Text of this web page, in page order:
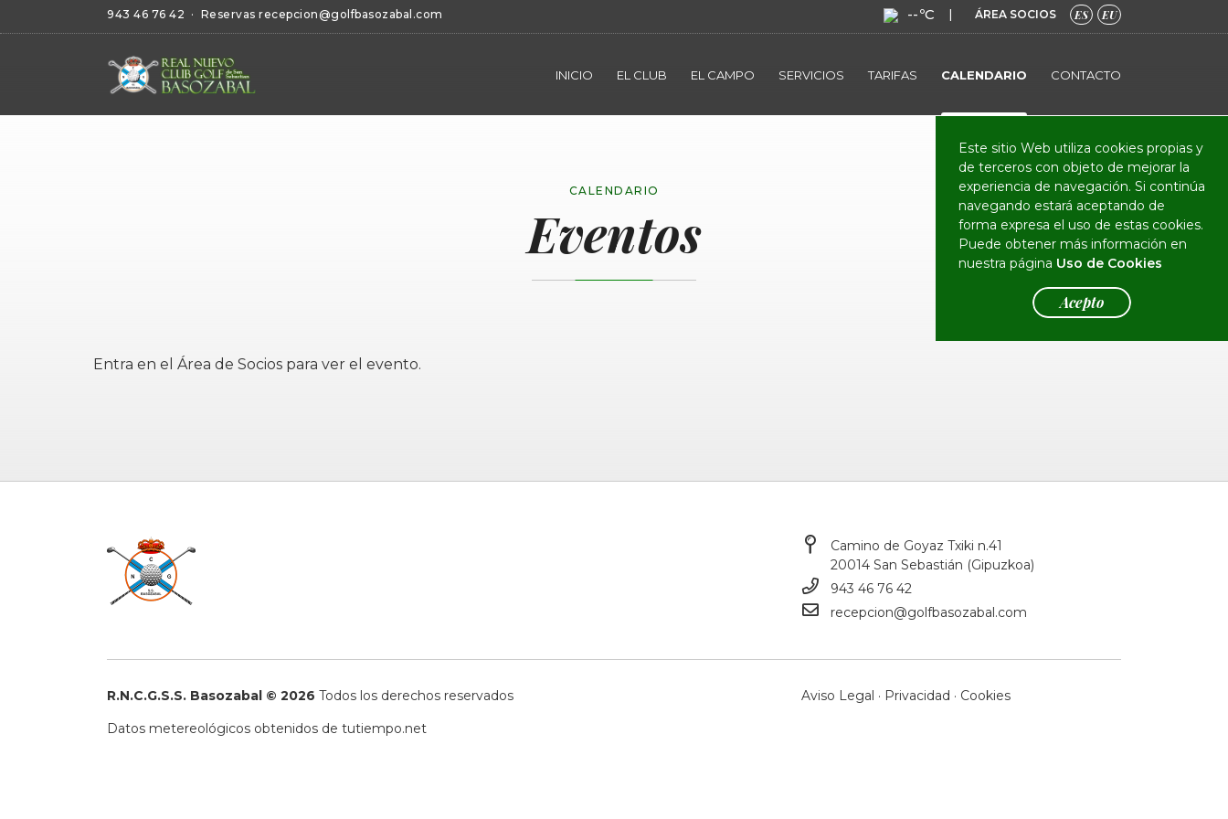
943 46 76 42 · Reservas recepcion@golfbasozabal.com --ºC ÁREA SOCIOS ES EU
INICIO EL CLUB EL CAMPO SERVICIOS TARIFAS CALENDARIO CONTACTO
Este sitio Web utiliza cookies propias y
de terceros con objeto de mejorar la
experiencia de navegación. Si continúa
navegando estará aceptando de
forma expresa el uso de estas cookies.
Puede obtener más información en
nuestra página Uso de Cookies
Acepto
CALENDARIO
Eventos
Entra en el Área de Socios para ver el evento.
Camino de Goyaz Txiki n.41
20014 San Sebastián (Gipuzkoa)
943 46 76 42
recepcion@golfbasozabal.com
R.N.C.G.S.S. Basozabal © 2026 Todos los derechos reservados Aviso Legal · Privacidad · Cookies
Datos metereológicos obtenidos de tutiempo.net